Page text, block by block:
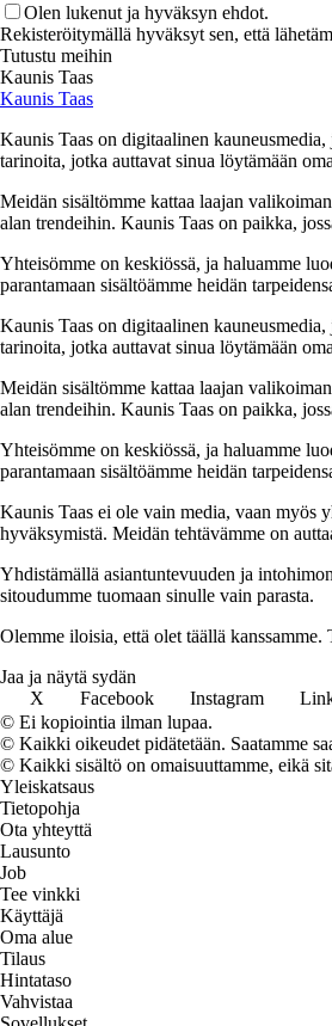
Olen lukenut ja hyväksyn ehdot.
Rekisteröitymällä hyväksyt sen, että
Tutustu meihin
Kaunis Taas
Kaunis Taas
Kaunis Taas on digitaalinen
tarinoita, jotka auttavat sinua löytämään
Meidän sisältömme kattaa laajan
alan trendeihin. Kaunis Taas on paikka,
Yhteisömme on keskiössä, ja haluamme
parantamaan sisältöämme heidän
Kaunis Taas on digitaalinen
tarinoita, jotka auttavat sinua löytämään
Meidän sisältömme kattaa laajan
alan trendeihin. Kaunis Taas on paikka,
Yhteisömme on keskiössä, ja haluamme
parantamaan sisältöämme heidän
Kaunis Taas ei ole vain media, vaan myös
hyväksymistä. Meidän tehtävämme on
Yhdistämällä asiantuntevuuden ja
sitoudumme tuomaan sinulle vain parasta.
Olemme iloisia, että olet täällä
Jaa ja näytä sydän
X
Facebook Instagram
© Ei kopiointia ilman lupaa.
© Kaikki oikeudet pidätetään. Saatamme
© Kaikki sisältö on omaisuuttamme, eikä
Yleiskatsaus
Tietopohja
Ota yhteyttä
Lausunto
Job
Tee vinkki
Käyttäjä
Oma alue
Tilaus
Hintataso
Vahvistaa